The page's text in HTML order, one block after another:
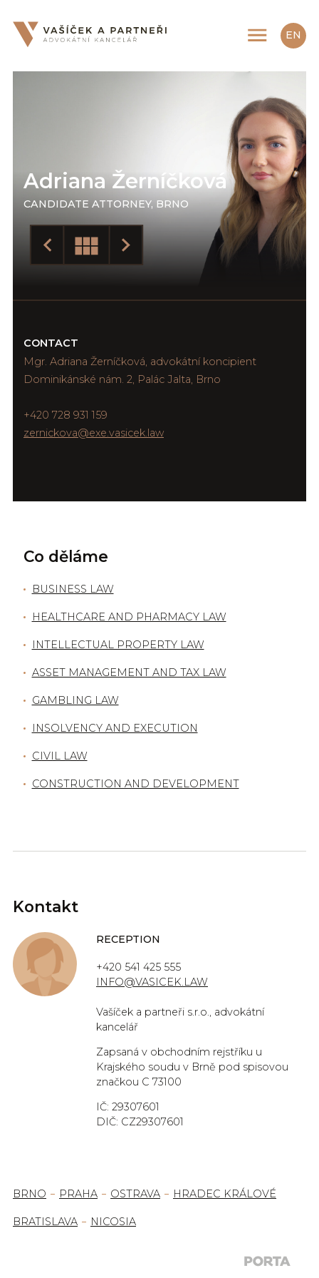
EN
Adriana Žerníčková
CANDIDATE ATTORNEY, BRNO
CONTACT
Mgr. Adriana Žerníčková, advokátní koncipient
Dominikánské nám. 2, Palác Jalta, Brno
+420 728 931 159
zernickova@exe.vasicek.law
Co děláme
BUSINESS LAW
HEALTHCARE AND PHARMACY LAW
INTELLECTUAL PROPERTY LAW
ASSET MANAGEMENT AND TAX LAW
GAMBLING LAW
INSOLVENCY AND EXECUTION
CIVIL LAW
CONSTRUCTION AND DEVELOPMENT
Kontakt
RECEPTION
+420 541 425 555
INFO@VASICEK.LAW
Vašíček a partneři s.r.o., advokátní
kancelář
Zapsaná v obchodním rejstříku u
Krajského soudu v Brně pod spisovou
značkou C 73100
IČ: 29307601
DIČ: CZ29307601
BRNO PRAHA OSTRAVA HRADEC KRÁLOVÉ
BRATISLAVA NICOSIA